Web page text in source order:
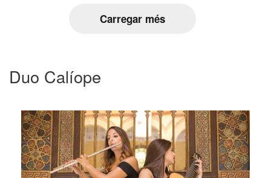
Carregar més
Duo Calíope